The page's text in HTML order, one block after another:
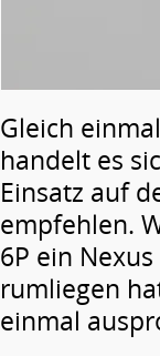
Gleich
handelt es
Einsatz auf
empfehlen.
6P ein
rumliegen
einmal